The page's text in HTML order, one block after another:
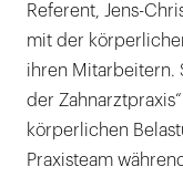
Referent, Jens-
mit der
ihren Mitarbeitern.
der
körperlichen
Praxisteam